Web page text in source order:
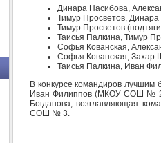
Динара Насибова,
Тимур Просветов,
Тимур Просветов
Таисья Палкина, Тимур
Софья Кованская,
Софья Кованская, Захар
Таисья Палкина, Иван
В конкурсе командиров
Иван Филиппов (МКОУ СОШ № 2)
Богданова, возглавляющая
СОШ № 3.